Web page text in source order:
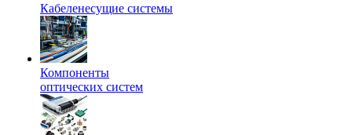
Кабеленесущие системы
Компоненты
оптических систем